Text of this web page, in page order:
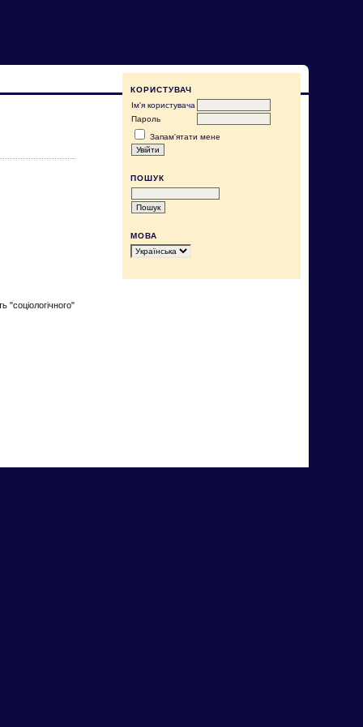
КОРИСТУВАЧ
Ім'я користувача
Пароль
Запам'ятати мене
ПОШУК
МОВА
"соціологічного"